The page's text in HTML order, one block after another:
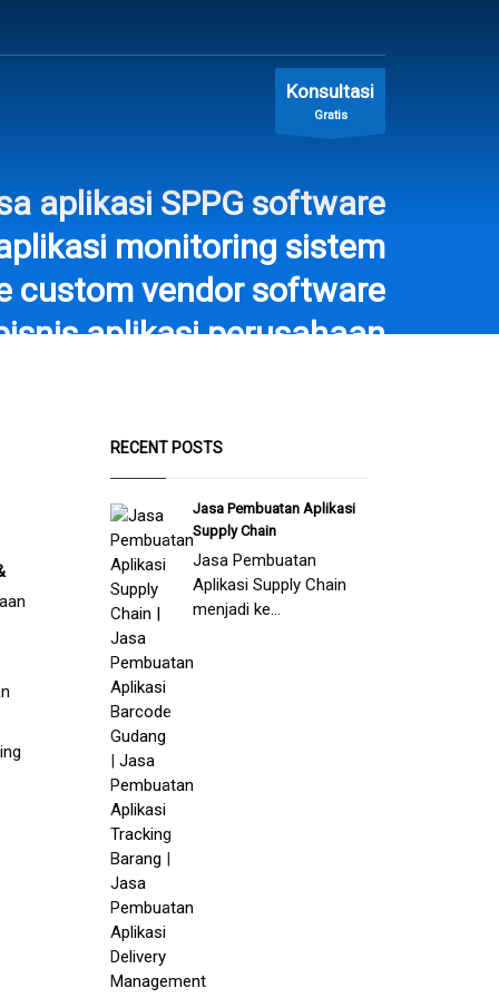
Konsultasi
Gratis
aplikasi SPPG software
monitoring sistem
custom vendor software
aplikasi perusahaan
RECENT POSTS
Jasa Pembuatan Aplikasi
Supply Chain
Jasa Pembuatan
Aplikasi Supply Chain
menjadi ke...